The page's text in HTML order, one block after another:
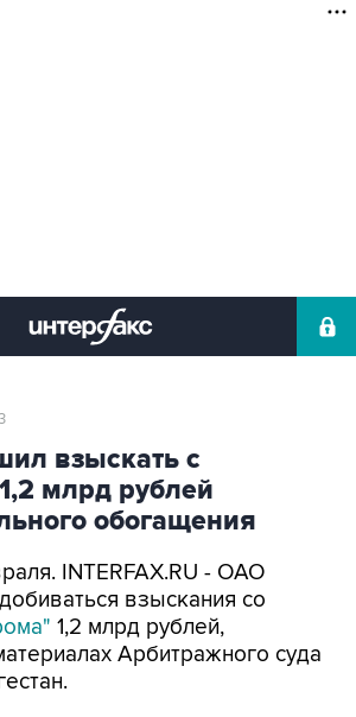
взыскать с
млрд рублей
обогащения
INTERFAX.RU - ОАО
взыскания со
1,2 млрд рублей,
Арбитражного суда